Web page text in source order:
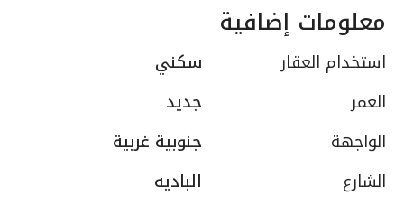
معلومات إضافية
استخدام العقار
سكني
العمر
جديد
الواجهة
جنوبية غربية
الشارع
الباديه